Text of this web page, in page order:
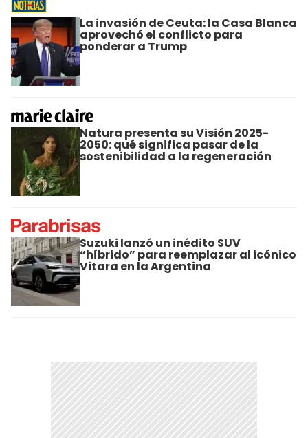
La invasión de Ceuta: la Casa Blanca
aprovechó el conflicto para
ponderar a Trump
Natura presenta su Visión 2025-
2050: qué significa pasar de la
sostenibilidad a la regeneración
Suzuki lanzó un inédito SUV
“híbrido” para reemplazar al icónico
Vitara en la Argentina